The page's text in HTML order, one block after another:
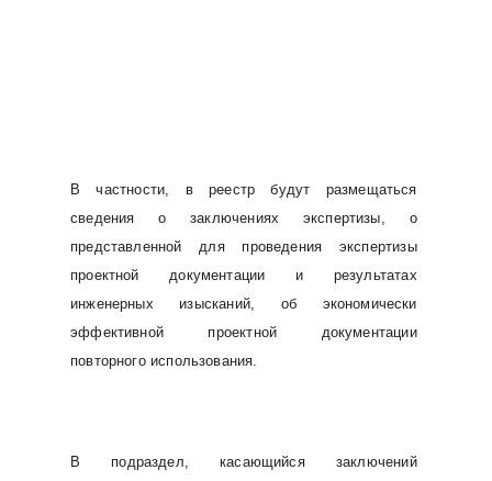
В частности, в реестр будут размещаться
сведения о заключениях экспертизы,
о
представленной для проведения экспертизы
проектной документации и результатах
инженерных изысканий, об экономически
эффективной проектной документации
повторного использования.
В подраздел, касающийся заключений